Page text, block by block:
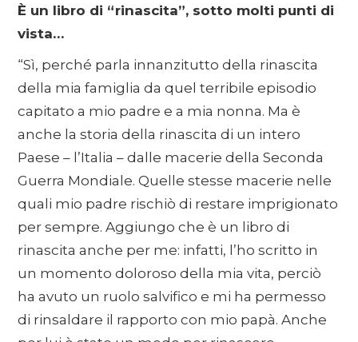
È un libro di “rinascita”, sotto molti punti di
vista…
“Sì, perché parla innanzitutto della rinascita
della mia famiglia da quel terribile episodio
capitato a mio padre e a mia nonna. Ma è
anche la storia della rinascita di un intero
Paese – l’Italia – dalle macerie della Seconda
Guerra Mondiale. Quelle stesse macerie nelle
quali mio padre rischiò di restare imprigionato
per sempre. Aggiungo che è un libro di
rinascita anche per me: infatti, l’ho scritto in
un momento doloroso della mia vita, perciò
ha avuto un ruolo salvifico e mi ha permesso
di rinsaldare il rapporto con mio papà. Anche